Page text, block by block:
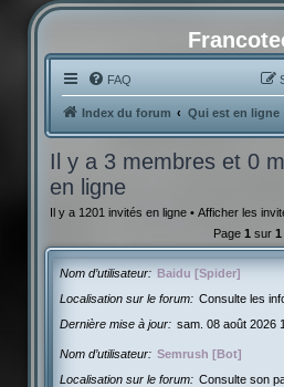
FAQ
Index du forum Qui est en ligne
Il y a 3 membres et 0
en ligne
Il y a 1201 invités en ligne • Afficher les
Page 1 sur 1
Nom d’utilisateur
Baidu [Spider]
Localisation sur le forum
Consulte les
Dernière mise à jour
sam. 08 août 2026
Nom d’utilisateur
Semrush [Bot]
Localisation sur le forum
Consulte son